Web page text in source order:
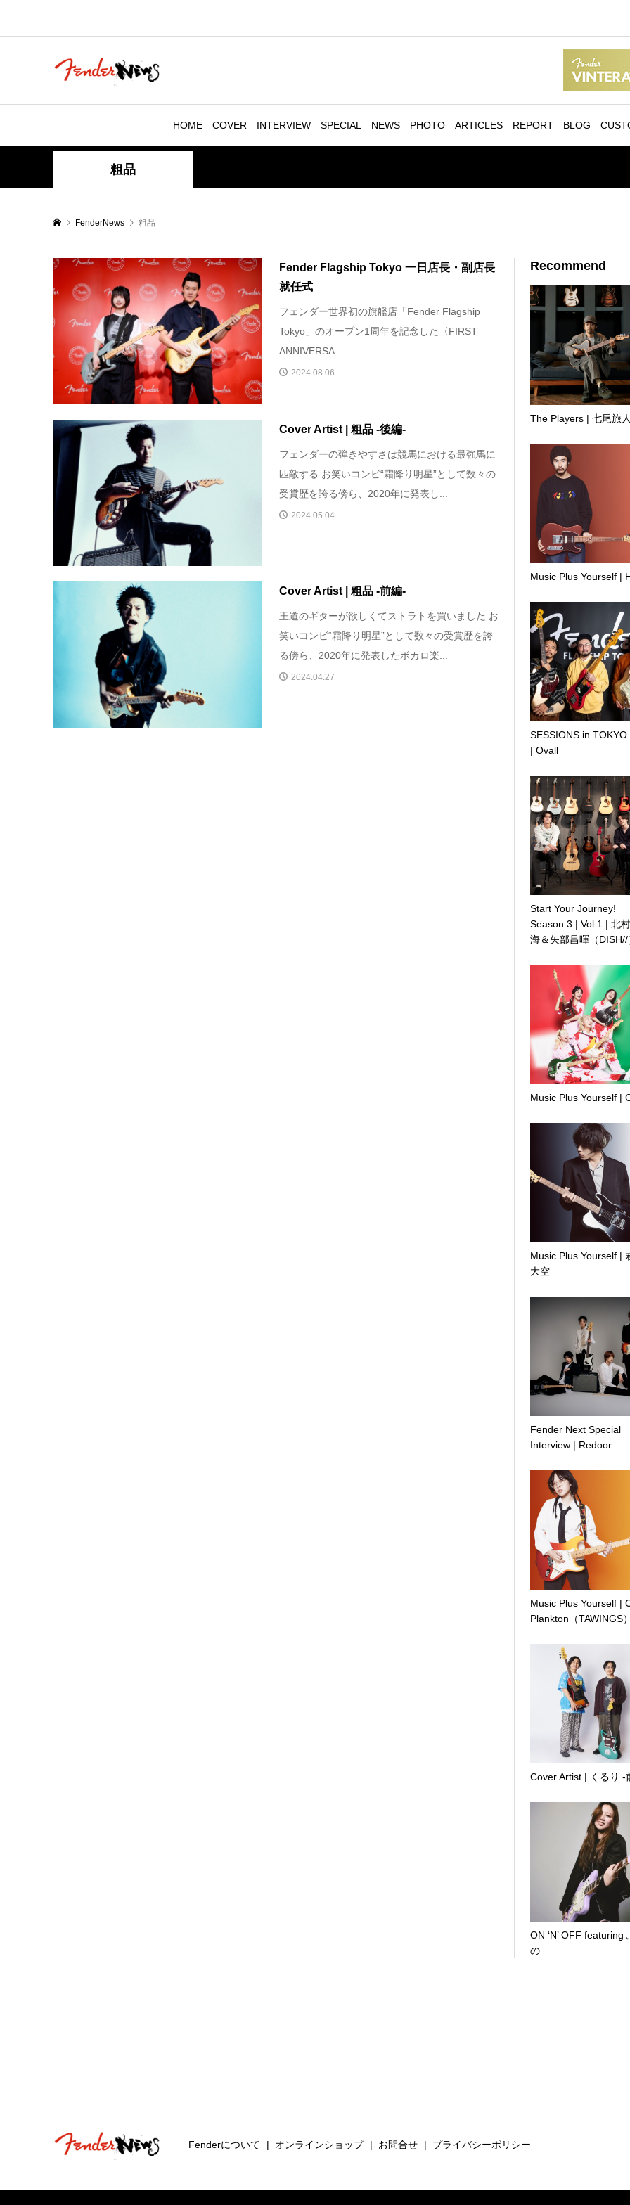
HOME COVER INTERVIEW SPECIAL NEWS PHOTO ARTICLES REPORT BLOG
粗品
FenderNews 粗品
Fender Flagship Tokyo 一日店長・副店長
就任式
フェンダー世界初の旗艦店「Fender Flagship
Tokyo」のオープン1周年を記念した〈FIRST
ANNIVERSA...
2024.08.06
Cover Artist | 粗品 -後編-
フェンダーの弾きやすさは競馬における最強馬に
匹敵する お笑いコンビ“霜降り明星”として数々の
受賞歴を誇る傍ら、2020年に発表し...
2024.05.04
Cover Artist | 粗品 -前編-
王道のギターが欲しくてストラトを買いました お
笑いコンビ“霜降り明星”として数々の受賞歴を誇
る傍ら、2020年に発表したボカロ楽...
2024.04.27
Recommend
The Players | 七尾旅
Music Plus Yourself |
SESSIONS in TOKYO
| Ovall
Start Your Journey!
Season 3 | Vol.1 | 北
海＆矢部昌暉（DISH//
Music Plus Yourself |
Music Plus Yourself |
大空
Fender Next Special
Interview | Redoor
Music Plus Yourself |
Plankton（TAWINGS
Cover Artist | くるり -
ON ‘N’ OFF featuring
の
Fenderについて オンラインショップ お問合せ プライバシーポリシー